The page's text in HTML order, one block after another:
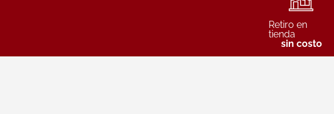
Retiro en
tienda
sin costo